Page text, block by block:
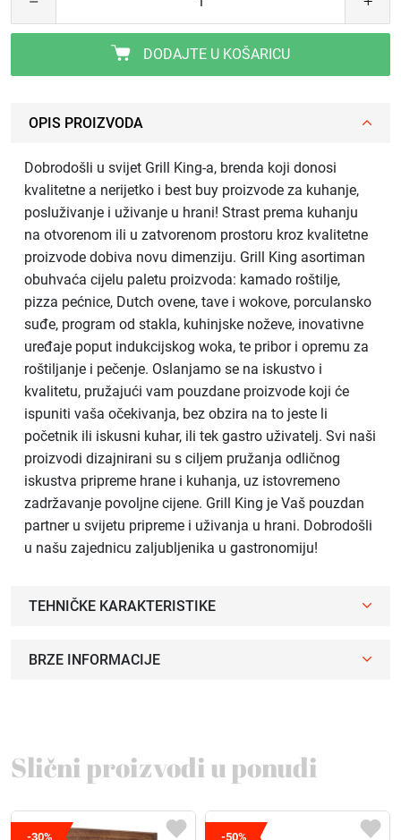
DODAJTE U KOŠARICU
OPIS PROIZVODA
Dobrodošli u svijet Grill King-a, brenda koji donosi
kvalitetne a nerijetko i best buy proizvode za kuhanje,
posluživanje i uživanje u hrani! Strast prema kuhanju
na otvorenom ili u zatvorenom prostoru kroz kvalitetne
proizvode dobiva novu dimenziju. Grill King asortiman
obuhvaća cijelu paletu proizvoda: kamado roštilje,
pizza pećnice, Dutch ovene, tave i wokove, porculansko
suđe, program od stakla, kuhinjske noževe, inovativne
uređaje poput indukcijskog woka, te pribor i opremu za
roštiljanje i pečenje. Oslanjamo se na iskustvo i
kvalitetu, pružajući vam pouzdane proizvode koji će
ispuniti vaša očekivanja, bez obzira na to jeste li
početnik ili iskusni kuhar, ili tek gastro uživatelj. Svi naši
proizvodi dizajnirani su s ciljem pružanja odličnog
iskustva pripreme hrane i kuhanja, uz istovremeno
zadržavanje povoljne cijene. Grill King je Vaš pouzdan
partner u svijetu pripreme i uživanja u hrani. Dobrodošli
u našu zajednicu zaljubljenika u gastronomiju!
TEHNIČKE KARAKTERISTIKE
BRZE INFORMACIJE
Slični proizvodi u ponudi
-30% -50%